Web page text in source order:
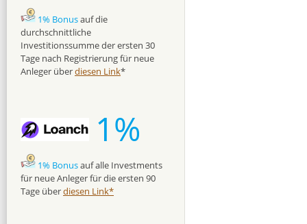
1% Bonusauf die
durchschnittliche
Investitionssumme der ersten 30
Tage nach Registrierung für neue
Anleger überdiesen Link*
1%
1% Bonusauf alle Investments
für neue Anleger für die ersten 90
Tage überdiesen Link*